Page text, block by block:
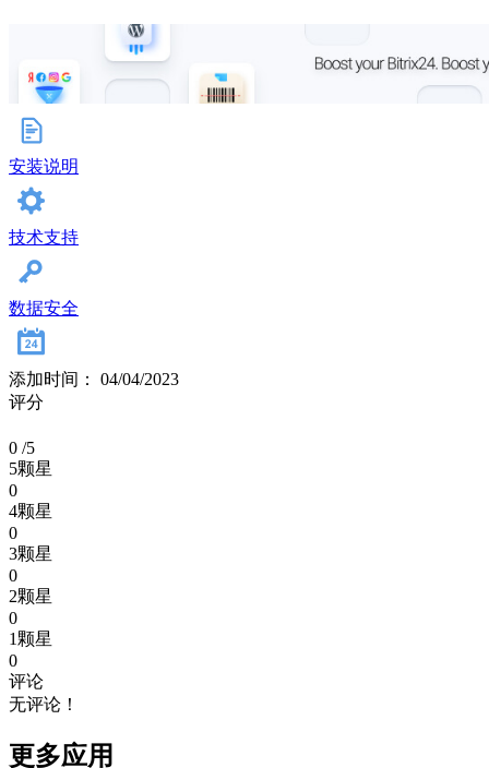
安装说明
技术支持
数据安全
添加时间： 04/04/2023
评分
0 /5
5颗星
0
4颗星
0
3颗星
0
2颗星
0
1颗星
0
评论
无评论！
更多应用